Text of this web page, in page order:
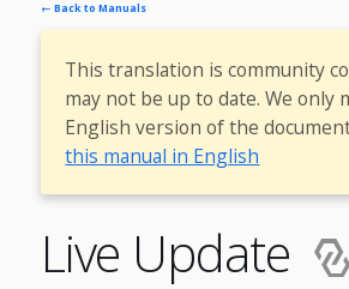
← Back to Manuals
This translation is community
may not be up to date. We only
English version of the
this manual in English
Live Update